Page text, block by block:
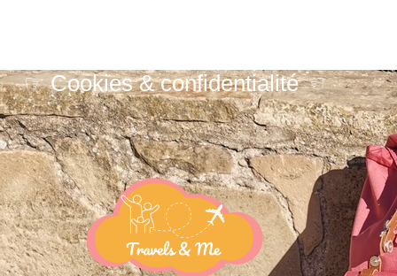
☞ Cookies & confidentialité ☜